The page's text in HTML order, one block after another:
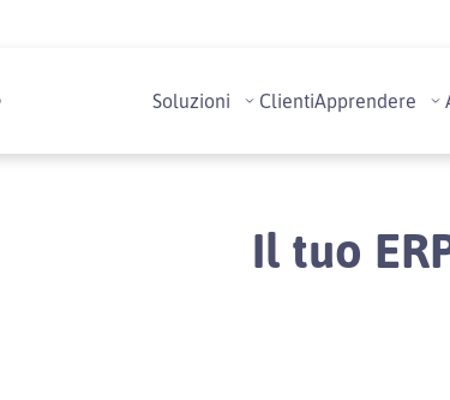
Soluzioni ClientiApprendere
Il tuo